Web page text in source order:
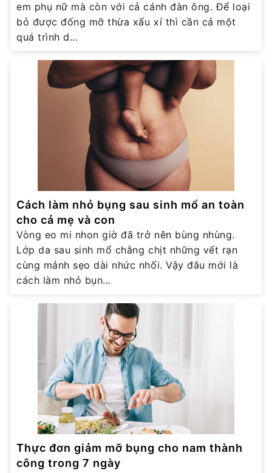
em phụ nữ mà còn với cả cánh đàn ông. Để loại
bỏ được đống mỡ thừa xấu xí thì cần cả một
quá trình d...
Cách làm nhỏ bụng sau sinh mổ an toàn
cho cả mẹ và con
Vòng eo mi nhon giờ đã trở nên bùng nhùng.
Lớp da sau sinh mổ chằng chịt những vết rạn
cùng mảnh sẹo dài nhức nhối. Vậy đâu mới là
cách làm nhỏ bụn...
Thực đơn giảm mỡ bụng cho nam thành
công trong 7 ngày